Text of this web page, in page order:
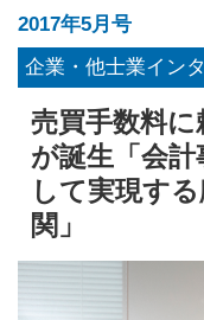
2017年5月号
企業・他士業イン
売買手数料
が誕生「会
して実現す
関」